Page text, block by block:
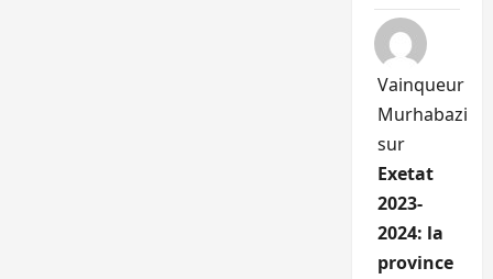
Vainqueur
Murhabazi
sur
Exetat
2023-
2024: la
province